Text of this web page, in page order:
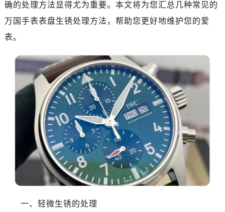
确的处理方法显得尤为重要。本文将为您汇总几种常见的
万国手表表盘生锈处理方法，帮助您更好地维护您的爱
表。
一、轻微生锈的处理